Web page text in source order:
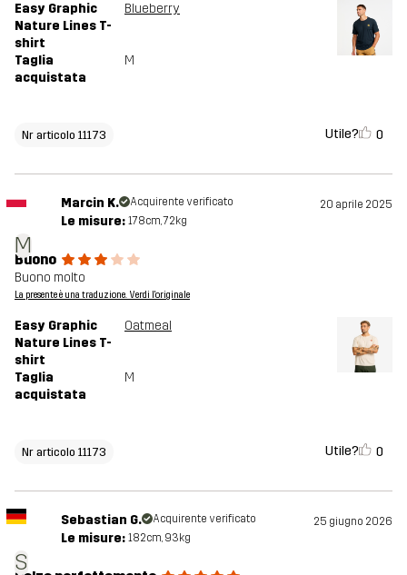
Easy Graphic
Nature Lines T-
shirt
Blueberry
Taglia
acquistata
M
Nr articolo 11173 Utile? 0
M
Marcin K. Acquirente verificato 20 aprile 2025
Le misure: 178cm, 72kg
Buono
Buono molto
La presente è una traduzione. Verdi l'originale
Easy Graphic
Nature Lines T-
shirt
Oatmeal
Taglia
acquistata
M
Nr articolo 11173 Utile? 0
S
Sebastian G. Acquirente verificato 25 giugno 2026
Le misure: 182cm, 93kg